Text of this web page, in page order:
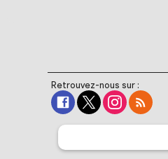
Retrouvez-nous sur :